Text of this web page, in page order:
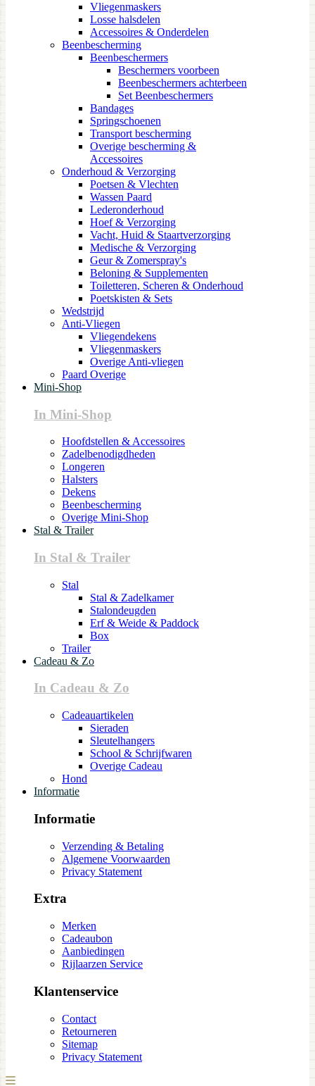
Vliegenmaskers
Losse halsdelen
Accessoires & Onderdelen
Beenbescherming
Beenbeschermers
Beschermers voorbeen
Beenbeschermers achterbeen
Set Beenbeschermers
Bandages
Springschoenen
Transport bescherming
Overige bescherming &
Accessoires
Onderhoud & Verzorging
Poetsen & Vlechten
Wassen Paard
Lederonderhoud
Hoef & Verzorging
Vacht, Huid & Staartverzorging
Medische & Verzorging
Geur & Zomerspray's
Beloning & Supplementen
Toiletteren, Scheren & Onderhoud
Poetskisten & Sets
Wedstrijd
Anti-Vliegen
Vliegendekens
Vliegenmaskers
Overige Anti-vliegen
Paard Overige
Mini-Shop
In Mini-Shop
Hoofdstellen & Accessoires
Zadelbenodigdheden
Longeren
Halsters
Dekens
Beenbescherming
Overige Mini-Shop
Stal & Trailer
In Stal & Trailer
Stal
Stal & Zadelkamer
Stalondeugden
Erf & Weide & Paddock
Box
Trailer
Cadeau & Zo
In Cadeau & Zo
Cadeauartikelen
Sieraden
Sleutelhangers
School & Schrijfwaren
Overige Cadeau
Hond
Informatie
Informatie
Verzending & Betaling
Algemene Voorwaarden
Privacy Statement
Extra
Merken
Cadeaubon
Aanbiedingen
Rijlaarzen Service
Klantenservice
Contact
Retourneren
Sitemap
Privacy Statement